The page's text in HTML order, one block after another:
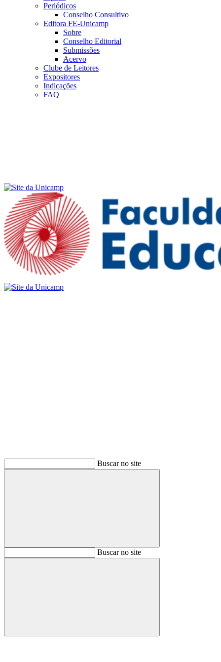
Periódicos
Conselho Consultivo
Editora FE-Unicamp
Sobre
Conselho Editorial
Submissões
Acervo
Clube de Leitores
Expositores
Indicações
FAQ
Buscar no site
BuscarBuscar no site
Buscar